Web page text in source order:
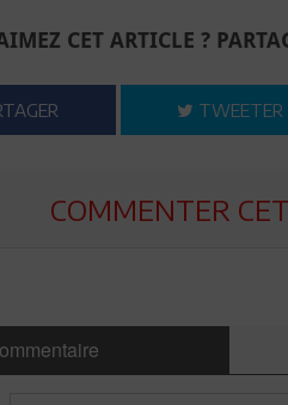
CET ARTICLE ?
TWEETER
COMMENTER